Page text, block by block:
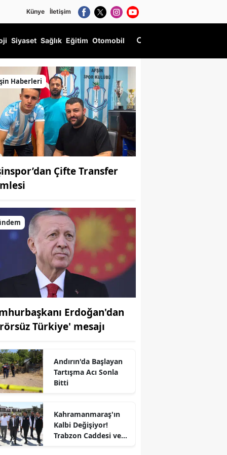
Künye İletişim
Siyaset Sağlık Eğitim Otomobil
Katılımına Açık Etkinlik!
Haberleri
Çifte Transfer
Erdoğan'dan
Türkiye' mesajı
Andırın'da Başlayan
Tartışma Acı Sonla
Bitti
Kahramanmaraş'ın
Kalbi Değişiyor!
Trabzon Caddesi ve